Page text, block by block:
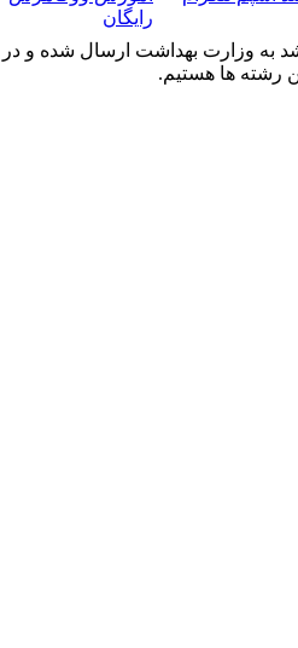
رایگان
رشته ها هستیم.